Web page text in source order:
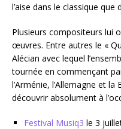
l’aise dans le classique
Plusieurs compositeurs lui
œuvres. Entre autres le «
Alécian avec lequel
tournée en commençant
l’Arménie, l’Allemagne et
découvrir absolument à
Festival Musiq3 le 3